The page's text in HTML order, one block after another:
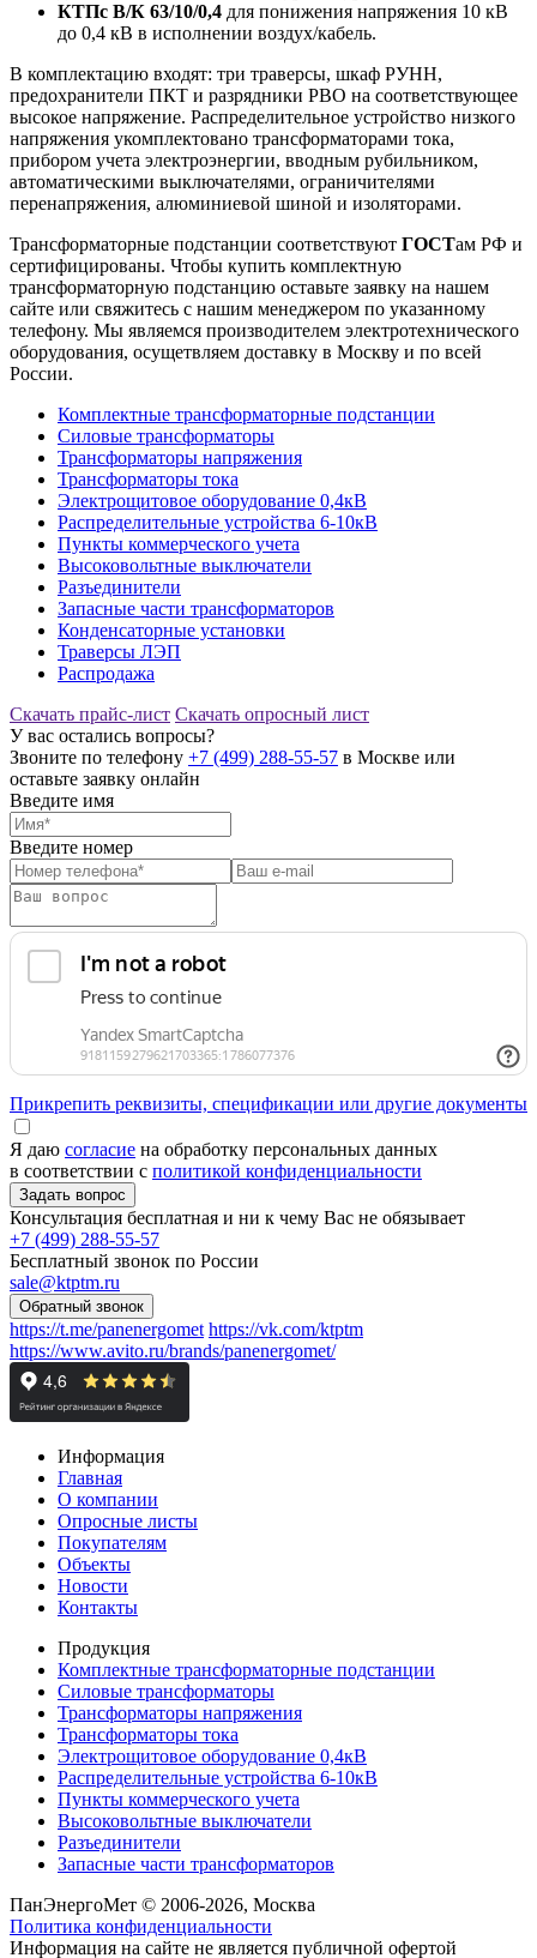
КТПс В/К 63/10/0,4 для понижения напряжения 10 кВ
до 0,4 кВ в исполнении воздух/кабель.
В комплектацию входят: три траверсы, шкаф РУНН,
предохранители ПКТ и разрядники РВО на соответствующее
высокое напряжение. Распределительное устройство низкого
напряжения укомплектовано трансформаторами тока,
прибором учета электроэнергии, вводным рубильником,
автоматическими выключателями, ограничителями
перенапряжения, алюминиевой шиной и изоляторами.
Трансформаторные подстанции соответствуют ГОСТам РФ и
сертифицированы. Чтобы купить комплектную
трансформаторную подстанцию оставьте заявку на нашем
сайте или свяжитесь с нашим менеджером по указанному
телефону. Мы являемся производителем электротехнического
оборудования, осущетвляем доставку в Москву и по всей
России.
Комплектные трансформаторные подстанции
Силовые трансформаторы
Трансформаторы напряжения
Трансформаторы тока
Электрощитовое оборудование 0,4кВ
Распределительные устройства 6-10кВ
Пункты коммерческого учета
Высоковольтные выключатели
Разъединители
Запасные части трансформаторов
Конденсаторные установки
Траверсы ЛЭП
Распродажа
Скачать прайс-лист Скачать опросный лист
У вас остались вопросы?
Звоните по телефону +7 (499) 288-55-57 в Москве или
оставьте заявку онлайн
Введите имя
Введите номер
Прикрепить реквизиты, спецификации или другие документы
Я даю согласие на обработку персональных данных
в соответствии с политикой конфиденциальности
Консультация бесплатная и ни к чему Вас не обязывает
+7 (499) 288-55-57
Бесплатный звонок по России
sale@ktptm.ru
https://t.me/panenergomet https://vk.com/ktptm
https://www.avito.ru/brands/panenergomet/
Информация
Главная
О компании
Опросные листы
Покупателям
Объекты
Новости
Контакты
Продукция
Комплектные трансформаторные подстанции
Силовые трансформаторы
Трансформаторы напряжения
Трансформаторы тока
Электрощитовое оборудование 0,4кВ
Распределительные устройства 6-10кВ
Пункты коммерческого учета
Высоковольтные выключатели
Разъединители
Запасные части трансформаторов
ПанЭнергоМет © 2006-2026, Москва
Политика конфиденциальности
Информация на сайте не является публичной офертой